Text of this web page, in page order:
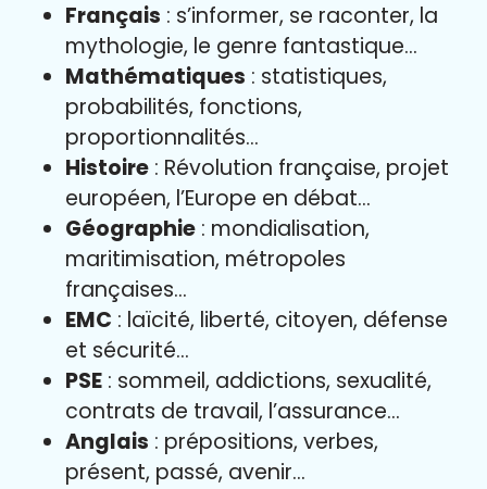
Français : s’informer, se raconter, la
mythologie, le genre fantastique…
Mathématiques : statistiques,
probabilités, fonctions,
proportionnalités…
Histoire : Révolution française, projet
européen, l’Europe en débat…
Géographie : mondialisation,
maritimisation, métropoles
françaises…
EMC : laïcité, liberté, citoyen, défense
et sécurité…
PSE : sommeil, addictions, sexualité,
contrats de travail, l’assurance…
Anglais : prépositions, verbes,
présent, passé, avenir…